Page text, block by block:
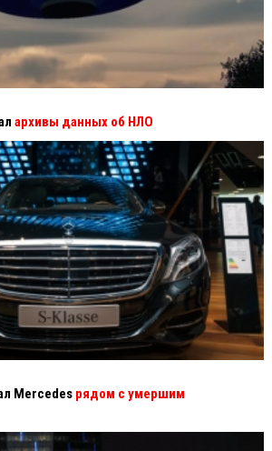
архивы данных об НЛО
Mercedes рядом с умершим